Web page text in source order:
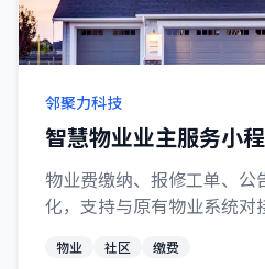
邻聚力科技
智慧物业业主服务小
物业费缴纳、报修工单、
化，支持与原有物业系统对
物业 社区 缴费